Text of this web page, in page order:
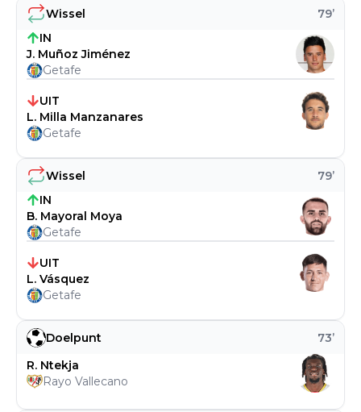
Doelpunt 73’
R. Ntekja
Rayo Vallecano
Wissel 79’
IN
B. Mayoral Moya
Getafe
UIT
L. Vásquez
Getafe
Wissel 79’
IN
J. Muñoz Jiménez
Getafe
UIT
L. Milla Manzanares
Getafe